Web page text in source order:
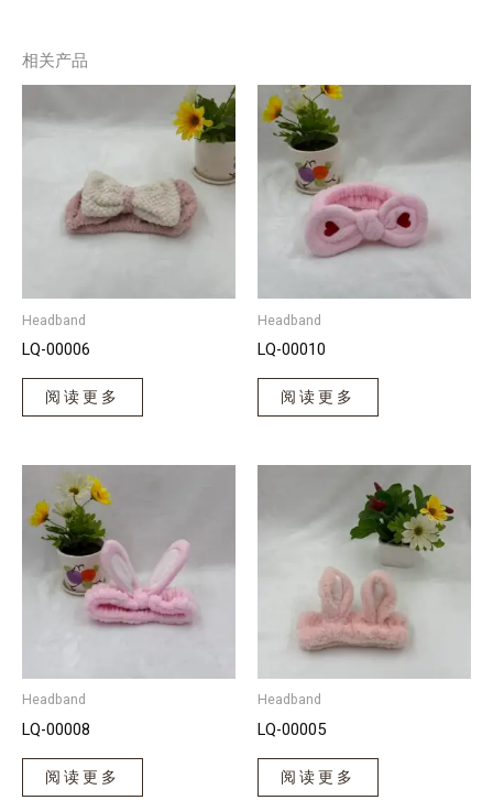
相关产品
Headband
LQ-00006
阅读更多
Headband
LQ-00010
阅读更多
Headband
LQ-00008
阅读更多
Headband
LQ-00005
阅读更多